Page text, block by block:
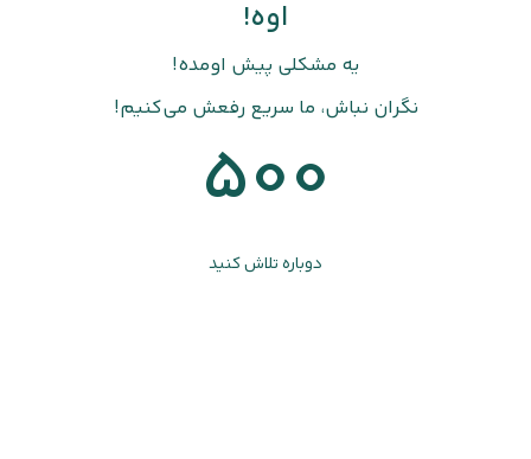
اوه!
یه مشکلی پیش اومده!
نگران نباش، ما سریع رفعش می‌کنیم!
500
دوباره تلاش کنید